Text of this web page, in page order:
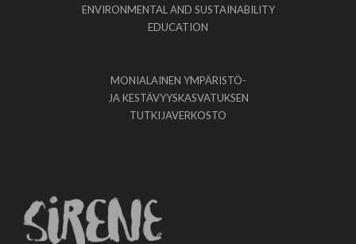
ENVIRONMENTAL AND SUSTAINABILITY
EDUCATION
MONIALAINEN YMPÄRISTÖ-
JA KESTÄVYYSKASVATUKSEN
TUTKIJAVERKOSTO